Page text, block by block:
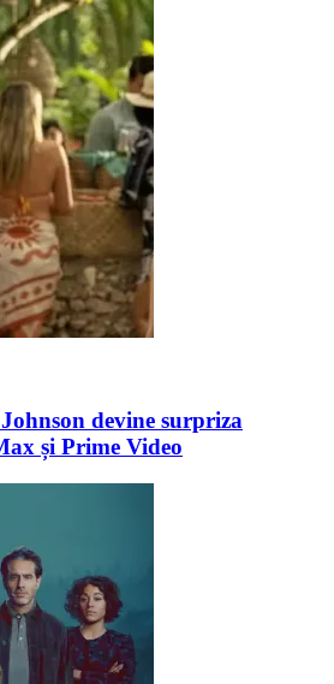
devine surpriza
și Prime Video